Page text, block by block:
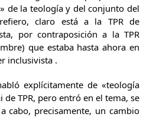
de la teología y del conjunto del
claro está a la TPR de
por contraposición a la TPR
que estaba hasta ahora en
inclusivista .
explícitamente de «teología
de TPR, pero entró en el tema, se
cabo, precisamente, un cambio